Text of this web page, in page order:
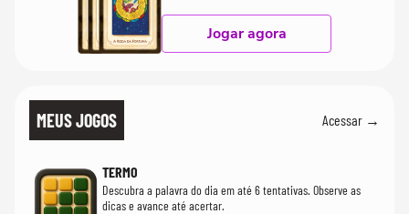
Jogar agora
MEUS JOGOS Acessar →
TERMO
Descubra a palavra do dia em até 6 tentativas. Observe as
dicas e avance até acertar.